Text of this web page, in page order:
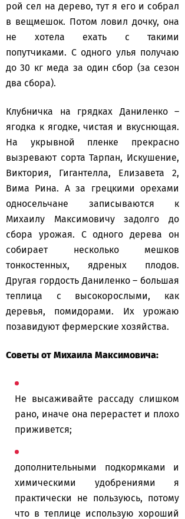
рой сел на дерево, тут я его и собрал
в вещмешок. Потом ловил дочку, она
не хотела ехать с такими
попутчиками. С одного улья получаю
до 30 кг меда за один сбор (за сезон
два сбора).
Клубничка на грядках Даниленко –
ягодка к ягодке, чистая и вкуснющая.
На укрывной пленке прекрасно
вызревают сорта Тарпан, Искушение,
Виктория, Гигантелла, Елизавета 2,
Вима Рина. А за грецкими орехами
односельчане записываются к
Михаилу Максимовичу задолго до
сбора урожая. С одного дерева он
собирает несколько мешков
тонкостенных, ядреных плодов.
Другая гордость Даниленко – большая
теплица с высокорослыми, как
деревья, помидорами. Их урожаю
позавидуют фермерские хозяйства.
Советы от Михаила Максимовича:
Не высаживайте рассаду слишком
рано, иначе она перерастет и плохо
приживется;
дополнительными подкормками и
химическими удобрениями я
практически не пользуюсь, потому
что в теплице использую хороший